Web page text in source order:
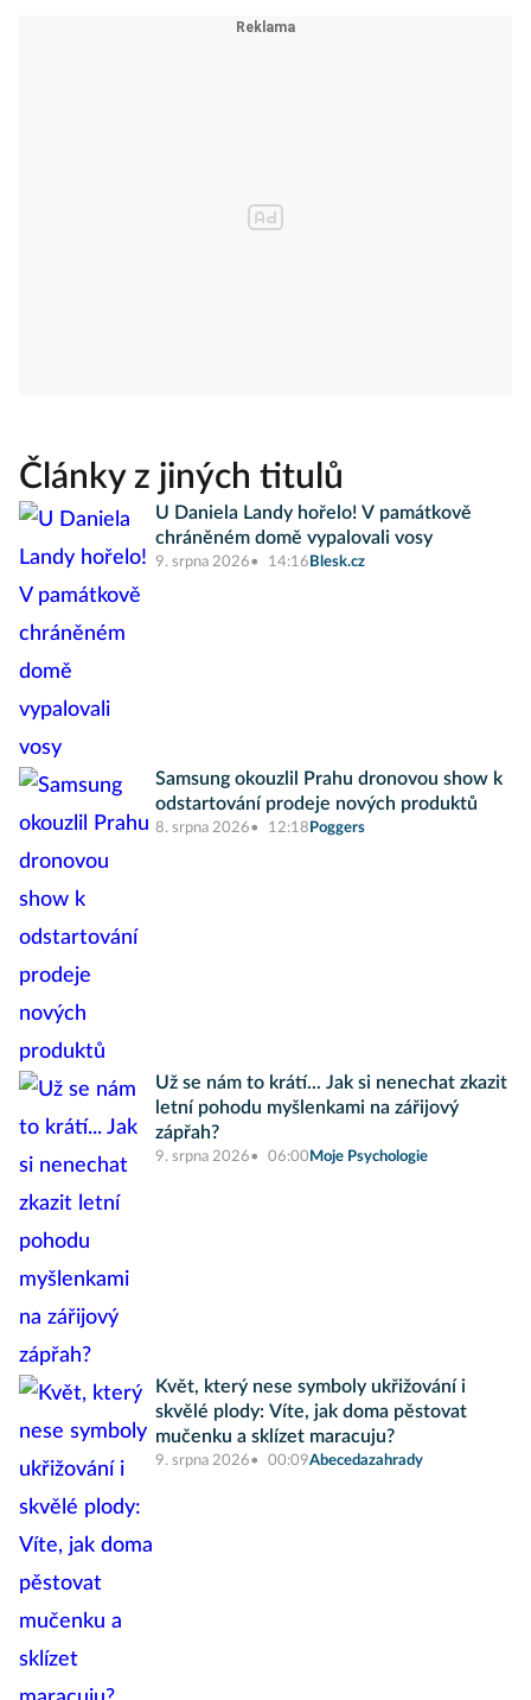
Články z jiných titulů
U Daniela Landy hořelo! V památkově
chráněném domě vypalovali vosy
9. srpna 2026 14:16 Blesk.cz
Samsung okouzlil Prahu dronovou show k
odstartování prodeje nových produktů
8. srpna 2026 12:18 Poggers
Už se nám to krátí... Jak si nenechat zkazit
letní pohodu myšlenkami na zářijový
zápřah?
9. srpna 2026 06:00 Moje Psychologie
Květ, který nese symboly ukřižování i
skvělé plody: Víte, jak doma pěstovat
mučenku a sklízet maracuju?
9. srpna 2026 00:09Abecedazahrady